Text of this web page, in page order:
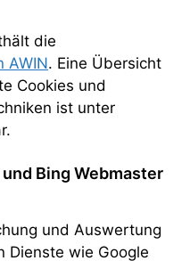
die
AWIN. Eine Übersicht
Cookies und
ist unter
Bing Webmaster
und Auswertung
Dienste wie Google